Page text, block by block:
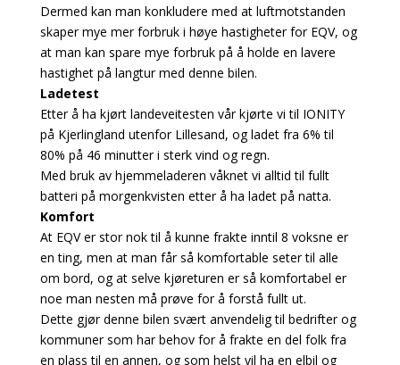
Dermed kan man konkludere med at luftmotstanden
skaper mye mer forbruk i høye hastigheter for EQV, og
at man kan spare mye forbruk på å holde en lavere
hastighet på langtur med denne bilen.
Ladetest
Etter å ha kjørt landeveitesten vår kjørte vi til IONITY
på Kjerlingland utenfor Lillesand, og ladet fra 6% til
80% på 46 minutter i sterk vind og regn.
Med bruk av hjemmeladeren våknet vi alltid til fullt
batteri på morgenkvisten etter å ha ladet på natta.
Komfort
At EQV er stor nok til å kunne frakte inntil 8 voksne er
en ting, men at man får så komfortable seter til alle
om bord, og at selve kjøreturen er så komfortabel er
noe man nesten må prøve for å forstå fullt ut.
Dette gjør denne bilen svært anvendelig til bedrifter og
kommuner som har behov for å frakte en del folk fra
en plass til en annen, og som helst vil ha en elbil og